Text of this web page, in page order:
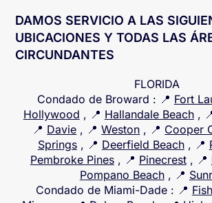
DAMOS SERVICIO A LAS
UBICACIONES Y TODAS LAS
CIRCUNDANTES
FLORIDA
Condado de Broward : 📍 Fort
Hollywood , 📍 Hallandale Beach,
📍 Davie , 📍Weston , 📍 Cooper
Springs, 📍 Deerfield Beach, 📍
Pembroke Pines, 📍 Pinecrest, 📍
Pompano Beach, 📍
Condado de Miami-Dade: 📍